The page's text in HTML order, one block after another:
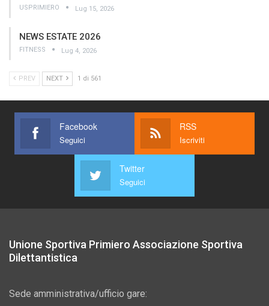
USPRIMIERO Lug 15, 2026
NEWS ESTATE 2026
FITNESS Lug 4, 2026
PREV NEXT 1 di 561
Facebook
Seguici
RSS
Iscriviti
Twitter
Seguici
Unione Sportiva Primiero Associazione Sportiva
Dilettantistica
Sede amministrativa/ufficio gare: